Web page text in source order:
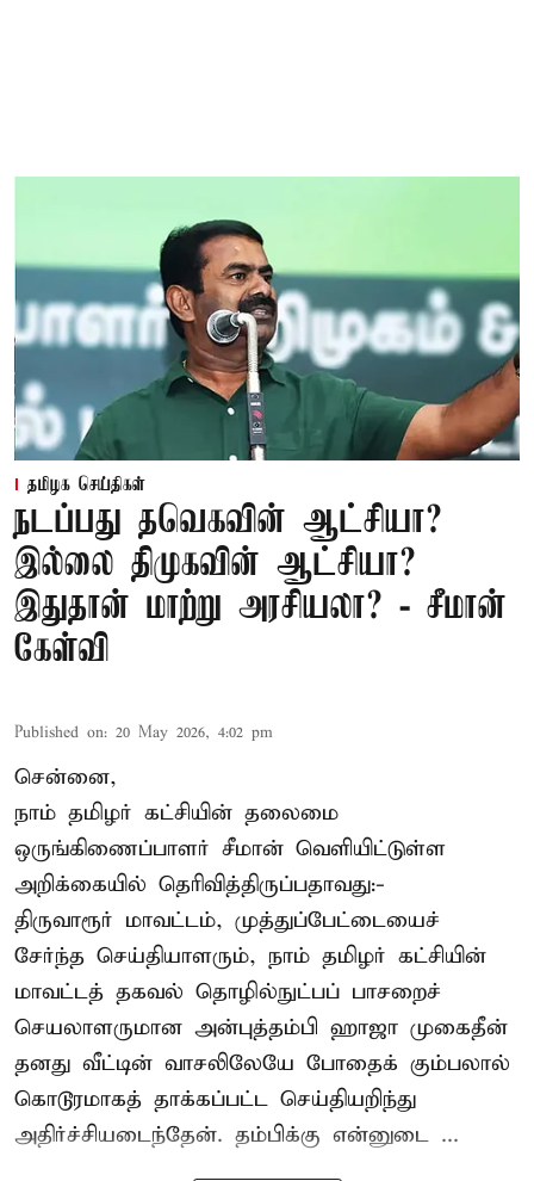
தமிழக செய்திகள்
நடப்பது தவெகவின் ஆட்சியா?
இல்லை திமுகவின் ஆட்சியா?
இதுதான் மாற்று அரசியலா? - சீமான்
கேள்வி
Published on: 20 May 2026, 4:02 pm
சென்னை,
நாம் தமிழர் கட்சியின் தலைமை
ஒருங்கிணைப்பாளர் சீமான் வெளியிட்டுள்ள
அறிக்கையில் தெரிவித்திருப்பதாவது:-
திருவாரூர் மாவட்டம், முத்துப்பேட்டையைச்
சேர்ந்த செய்தியாளரும், நாம் தமிழர் கட்சியின்
மாவட்டத் தகவல் தொழில்நுட்பப் பாசறைச்
செயலாளருமான அன்புத்தம்பி ஹாஜா முகைதீன்
தனது வீட்டின் வாசலிலேயே போதைக் கும்பலால்
கொடூரமாகத் தாக்கப்பட்ட செய்தியறிந்து
அதிர்ச்சியடைந்தேன். தம்பிக்கு என்னுடை ...